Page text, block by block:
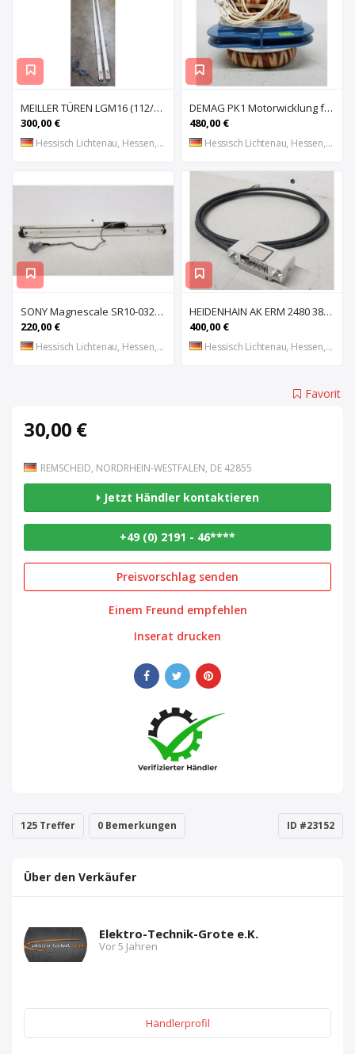
MEILLER TÜREN LGM16 (112/2000 S) (112/2000 E) Lichtgitter, Sicherheits-Lichtvorhang, Lichtschran
300,00 €
Hessisch Lichtenau, Hessen, DE
DEMAG PK1 Motorwicklung für Kettenzug DEMAG PK1, Spule, Moto
480,00 €
Hessisch Lichtenau, Hessen, DE
SONY Magnescale SR10-032 Magnetisches Längenmesssystem, Maßstab, Längenmess
220,00 €
Hessisch Lichtenau, Hessen, DE
HEIDENHAIN AK ERM 2480 3850 01 -03 R Abtastkopf für inkrementales Einbau-Messgerät mit
400,00 €
Hessisch Lichtenau, Hessen, DE
Favorit
30,00 €
REMSCHEID, NORDRHEIN-WESTFALEN, DE 42855
Jetzt Händler kontaktieren
+49 (0) 2191 - 46****
Preisvorschlag senden
Einem Freund empfehlen
Inserat drucken
125 Treffer 0 Bemerkungen ID #23152
Über den Verkäufer
Elektro-Technik-Grote e.K.
Vor 5 Jahren
Händlerprofil